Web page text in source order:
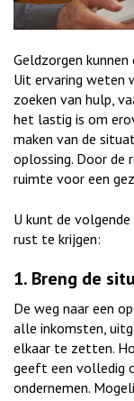
Geldzorgen
Uit ervaring weten
zoeken van hulp,
het lastig is om
maken van de
oplossing. Door de
ruimte voor een
U kunt de
rust te krijgen:
1. Breng de
De weg naar een
alle inkomsten,
elkaar te zetten.
geeft een volledig
ondernemen.